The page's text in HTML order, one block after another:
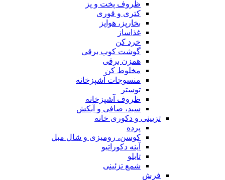
ظروف پخت و پز
کتری و قوری
بخارپز، هواپز
غذاساز
خرد کن
گوشت کوب برقی
همزن برقی
مخلوط کن
منسوجات آشپزخانه
توستر
ظروف آشپزخانه
سبد، صافی و آبکش
تزیینی و دکوری خانه
پرده
کوسن، رومیزی و شال مبل
آینه دکوراتیو
تابلو
شمع تزئینی
فرش